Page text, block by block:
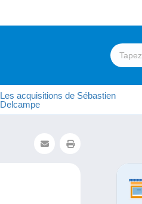
Les acquisitions de Sébastien
Delcampe